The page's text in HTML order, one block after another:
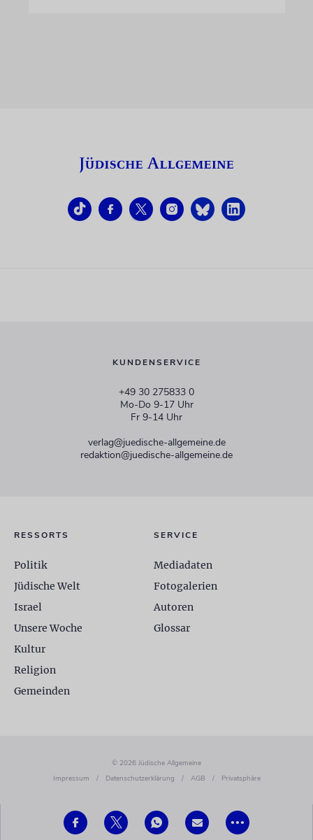
•••
KUNDENSERVICE
+49 30 275833 0
Mo-Do 9-17 Uhr
Fr 9-14 Uhr
verlag@juedische-allgemeine.de
redaktion@juedische-allgemeine.de
RESSORTS
Politik
Jüdische Welt
Israel
Unsere Woche
Kultur
Religion
Gemeinden
SERVICE
Mediadaten
Fotogalerien
Autoren
Glossar
© 2026 Jüdische Allgemeine
Impressum
/ Datenschutzerklärung / AGB / Privatsphäre